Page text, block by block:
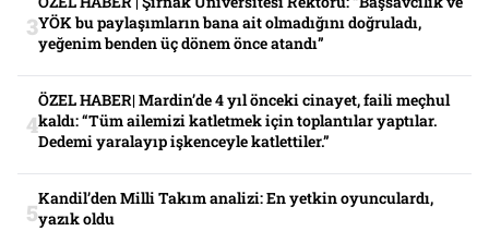
YÖK bu paylaşımların bana ait olmadığını doğruladı,
yeğenim benden üç dönem önce atandı”
ÖZEL HABER| Mardin’de 4 yıl önceki cinayet, faili meçhul
kaldı: “Tüm ailemizi katletmek için toplantılar yaptılar.
Dedemi yaralayıp işkenceyle katlettiler.”
Kandil’den Milli Takım analizi: En yetkin oyunculardı,
yazık oldu